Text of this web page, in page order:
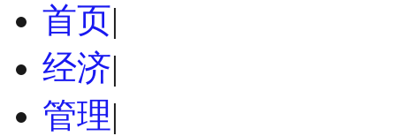
首页|
经济|
管理|